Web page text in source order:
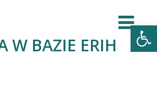
W BAZIE ERIH